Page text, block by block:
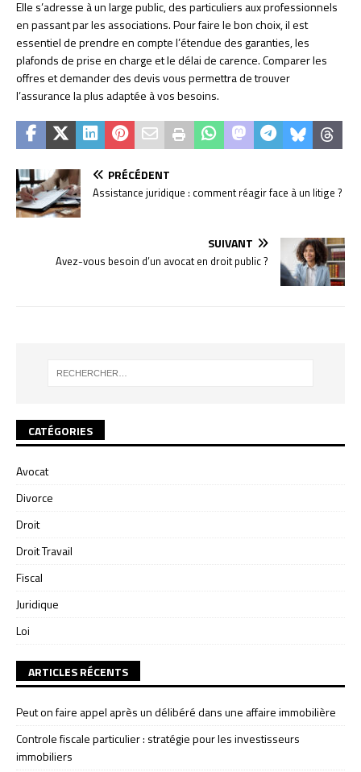
Elle s’adresse à un large public, des particuliers aux professionnels
en passant par les associations. Pour faire le bon choix, il est
essentiel de prendre en compte l’étendue des garanties, les
plafonds de prise en charge et le délai de carence. Comparer les
offres et demander des devis vous permettra de trouver
l’assurance la plus adaptée à vos besoins.
PRÉCÉDENT
Assistance juridique : comment réagir face à un litige ?
SUIVANT
Avez-vous besoin d’un avocat en droit public ?
CATÉGORIES
Avocat
Divorce
Droit
Droit Travail
Fiscal
Juridique
Loi
ARTICLES RÉCENTS
Peut on faire appel après un délibéré dans une affaire immobilière
Controle fiscale particulier : stratégie pour les investisseurs
immobiliers